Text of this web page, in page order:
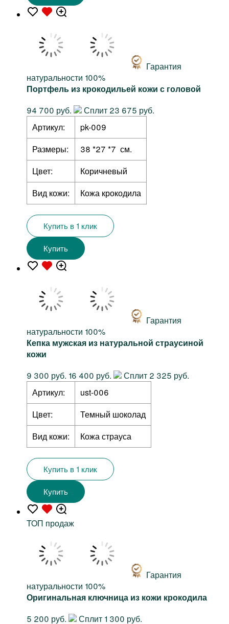
Гарантия
натуральности 100%
Портфель из крокодильей кожи с головой
94 700 руб.
Сплит 23 675 руб.
Артикул:
pk-009
Размеры:
38 *27 *7 см.
Цвет:
Коричневый
Вид кожи:
Кожа крокодила
Купить в 1 клик
Купить
Гарантия
натуральности 100%
Кепка мужская из натуральной страусиной
кожи
9 300 руб. 16 400 руб.
Сплит 2 325 руб.
Артикул:
ust-006
Цвет:
Темный шоколад
Вид кожи:
Кожа страуса
Купить в 1 клик
Купить
TOП продаж
Гарантия
натуральности 100%
Оригинальная ключница из кожи крокодила
5 200 руб.
Сплит 1 300 руб.